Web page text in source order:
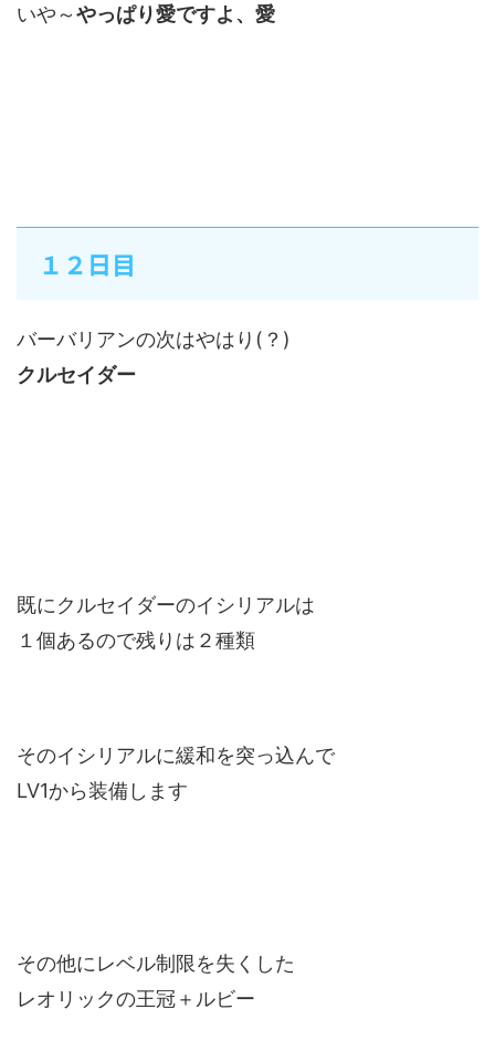
いや～やっぱり愛ですよ、愛
１２日目
バーバリアンの次はやはり(？)
クルセイダー
既にクルセイダーのイシリアルは
１個あるので残りは２種類
そのイシリアルに緩和を突っ込んで
LV1から装備します
その他にレベル制限を失くした
レオリックの王冠＋ルビー